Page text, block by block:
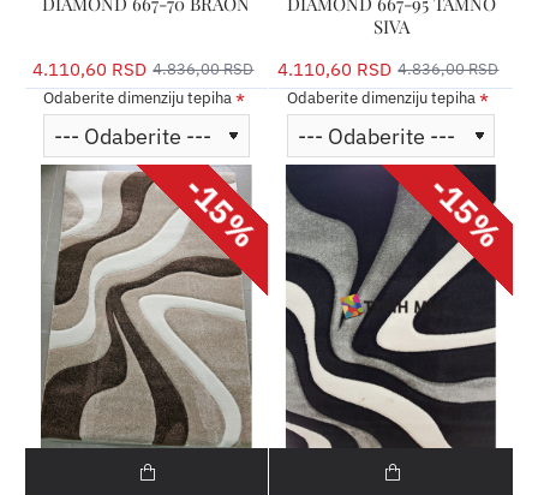
4.110,60 RSD 4.836,00 RSD
Odaberite dimenziju tepiha
SIVA
4.110,60 RSD 4.836,00 RSD
Odaberite dimenziju tepiha
-15% -15%